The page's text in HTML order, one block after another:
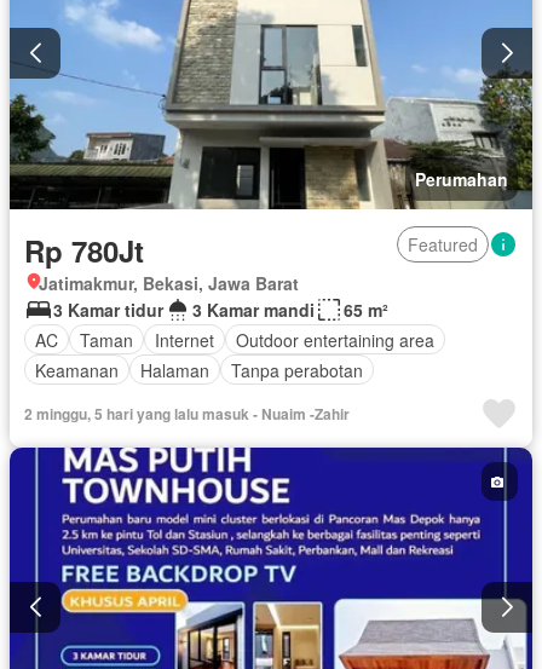
Perumahan
Rp 780Jt
Featured
Jatimakmur, Bekasi, Jawa Barat
3 Kamar tidur
3 Kamar mandi
65 m²
AC
Taman Internet
Outdoor entertaining area
Keamanan
Halaman Tanpa perabotan
2 minggu, 5 hari yang lalu masuk - Nuaim -Zahir